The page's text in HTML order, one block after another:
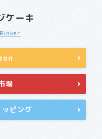
ケーキ
Rinker
場
ピング